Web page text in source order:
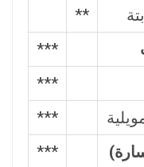
**
***
***
***
***